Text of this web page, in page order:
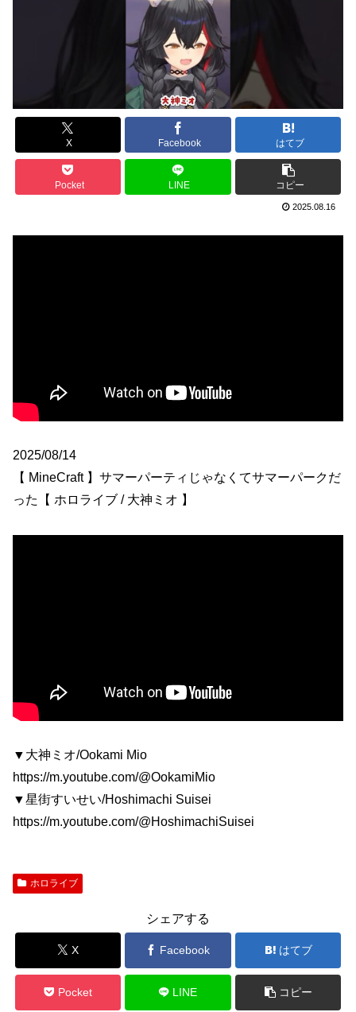
X Facebook はてブ
Pocket LINE コピー
2025.08.16
2025/08/14
【 MineCraft 】サマーパーティじゃなくてサマーパークだ
った【 ホロライブ / 大神ミオ 】
▼大神ミオ/Ookami Mio
https://m.youtube.com/@OokamiMio
▼星街すいせい/Hoshimachi Suisei
https://m.youtube.com/@HoshimachiSuisei
ホロライブ
シェアする
X Facebook はてブ
Pocket LINE コピー